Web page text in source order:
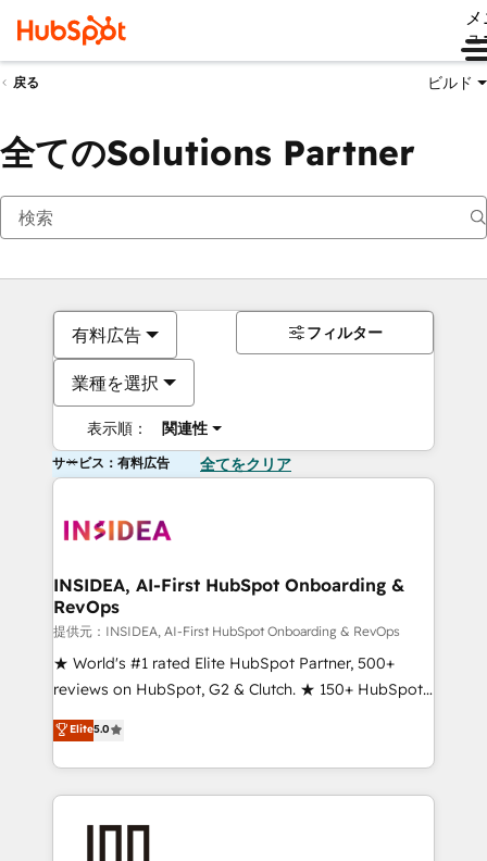
ュ
戻る ビルド
全てのSolutions Partner
有料広告
業種を選択
表示順： 関連性
フィルター
サービス：有料広告 全てをクリア
INSIDEA, AI-First HubSpot Onboarding &
RevOps
提供元：INSIDEA, AI-First HubSpot Onboarding & RevOps
★ World's #1 rated Elite HubSpot Partner, 500+
reviews on HubSpot, G2 & Clutch. ★ 150+ HubSpot
Certified Experts & Trainers across the team ★
1,500+ implementations across five continents ★ AI-
First, RevOps-led, Onboarding obsessed ★
Company of the Year 2024/25 INSIDEA helps
Elite5.0